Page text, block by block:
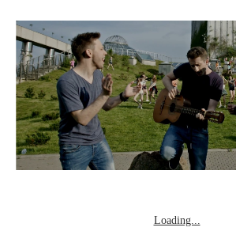
Loading...